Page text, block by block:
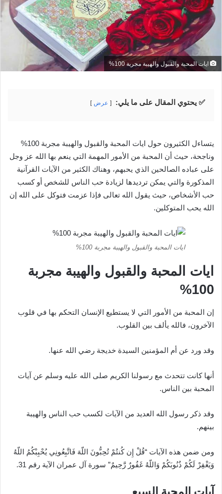
ايات المحبة والقبول والهيبة مجربة 100%
✅ يحتوي المقال على ما يلي: عرض
يتساءل الكثيرون حول ايات المحبة والقبول والهيبة مجربة 100%
وناجحة، حيث أن المحبة من الأمور المهمة التي ينعم بها الله عز وجل
على عباده الصالحين الذي يحبهم، وهناك الكثير من الآيات القرآنية
المذكورة والتي يمكن ترديدها لزيادة حب الناس للشخص أو كسب
حب الأشخاص، حيث يقول الله تعالى فإذا عزمت فتوكل على الله إن
الله يحب المتوكلين.
ايات المحبة والقبول والهيبة مجربة 100%
ايات المحبة والقبول والهيبة مجربة
100
%
إن المحبة من الأمور التي لا يستطيع الإنسان التحكم بها في قلوب
الآخرون، فالله يألف بين القلوب.
وقد ورد عن أم المؤمنين السيدة خديجة رضي الله عنها.
أنها كانت تتحدث مع رسولنا الكريم صلى الله عليه وسلم عن آيات
المحبة بين الناس.
وقد ذكر رسول الله العديد من الآيات لكسب حب الناس والهيبة
بينهم.
ومن ضمن هذه الآيات “قُلْ إِن كُنتُمْ تُحِبُّونَ اللّهَ فَاتَّبِعُونِي يُحْبِبْكُمُ اللّهُ
وَيَغْفِرْ لَكُمْ ذُنُوبَكُمْ وَاللّهُ غَفُورٌ رَّحِيمٌ” سورة آل عمران الآية رقم 31.